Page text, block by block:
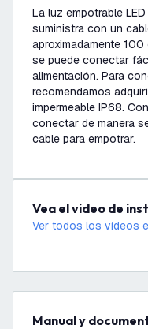
La luz empotrable
suministra con un
aproximadamente
se puede conectar
alimentación. Para
recomendamos
impermeable IP68.
conectar de manera
cable para empotrar.
Vea el video de
Ver todos los vídeos
Manual y